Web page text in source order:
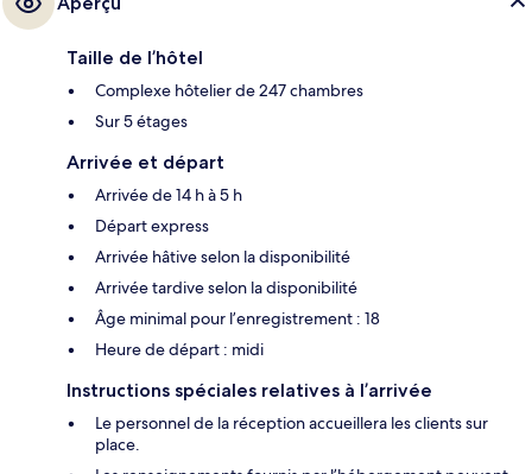
Taille de l’hôtel
Complexe hôtelier de 247 chambres
Sur 5 étages
Arrivée et départ
Arrivée de 14 h à 5 h
Départ express
Arrivée hâtive selon la disponibilité
Arrivée tardive selon la disponibilité
Âge minimal pour l’enregistrement : 18
Heure de départ : midi
Instructions spéciales relatives à l’arrivée
Le personnel de la réception accueillera les clients sur
place.